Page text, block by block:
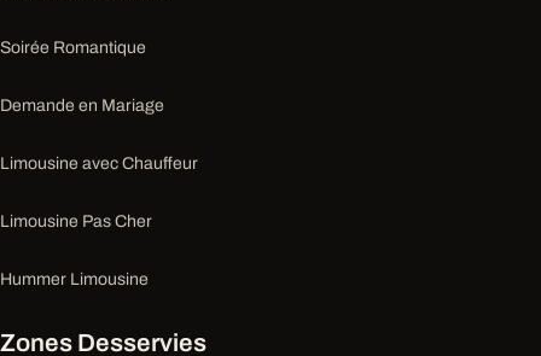
Soirée Romantique
Demande en Mariage
Limousine avec Chauffeur
Limousine Pas Cher
Hummer Limousine
Zones Desservies